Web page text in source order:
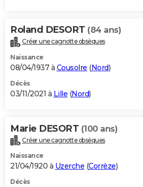
Roland DESORT (84 ans)
Créer une cagnotte obsèques
Naissance
08/04/1937 à Cousolre (Nord)
Décès
03/11/2021 à Lille (Nord)
Marie DESORT (100 ans)
Créer une cagnotte obsèques
Naissance
21/04/1920 à Uzerche (Corrèze)
Décès